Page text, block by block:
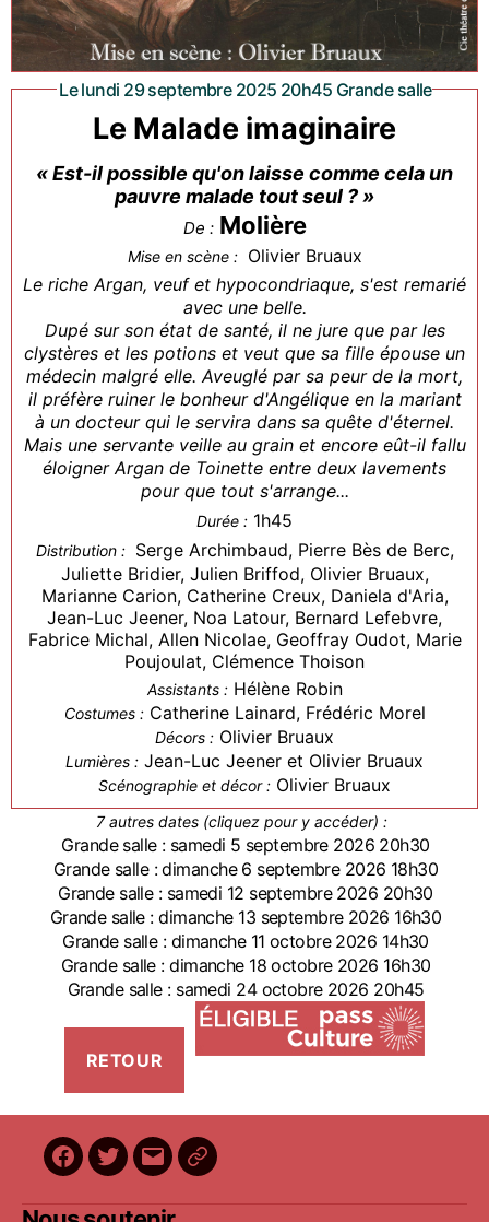
Le lundi 29 septembre 2025 20h45 Grande salle
Le Malade imaginaire
« Est-il possible qu'on laisse comme cela un
pauvre malade tout seul ? »
De : Molière
Mise en scène : Olivier Bruaux
Le riche Argan, veuf et hypocondriaque, s'est remarié
avec une belle.
Dupé sur son état de santé, il ne jure que par les
clystères et les potions et veut que sa fille épouse un
médecin malgré elle. Aveuglé par sa peur de la mort,
il préfère ruiner le bonheur d'Angélique en la mariant
à un docteur qui le servira dans sa quête d'éternel.
Mais une servante veille au grain et encore eût-il fallu
éloigner Argan de Toinette entre deux lavements
pour que tout s'arrange...
Durée : 1h45
Distribution : Serge Archimbaud, Pierre Bès de Berc,
Juliette Bridier, Julien Briffod, Olivier Bruaux,
Marianne Carion, Catherine Creux, Daniela d'Aria,
Jean-Luc Jeener, Noa Latour, Bernard Lefebvre,
Fabrice Michal, Allen Nicolae, Geoffray Oudot, Marie
Poujoulat, Clémence Thoison
Assistants : Hélène Robin
Costumes : Catherine Lainard, Frédéric Morel
Décors : Olivier Bruaux
Lumières : Jean-Luc Jeener et Olivier Bruaux
Scénographie et décor : Olivier Bruaux
7 autres dates (cliquez pour y accéder) :
Grande salle : samedi 5 septembre 2026 20h30
Grande salle : dimanche 6 septembre 2026 18h30
Grande salle : samedi 12 septembre 2026 20h30
Grande salle : dimanche 13 septembre 2026 16h30
Grande salle : dimanche 11 octobre 2026 14h30
Grande salle : dimanche 18 octobre 2026 16h30
Grande salle : samedi 24 octobre 2026 20h45
Facebook
Twitter
E-
mail
BilletReduc